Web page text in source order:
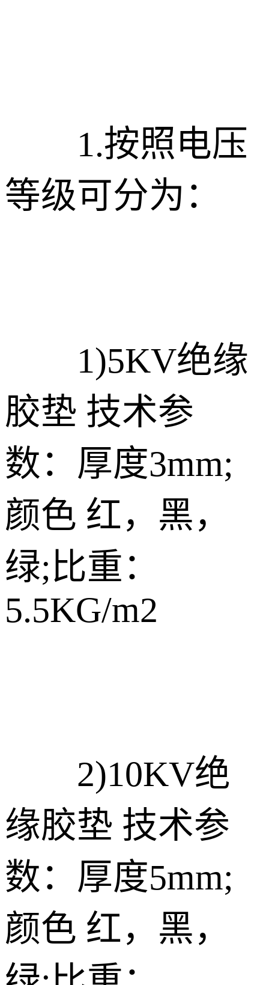
1.按照电压
等级可分为：
1)5KV绝缘
胶垫 技术参
数：厚度3mm;
颜色 红，黑，
绿;比重：
5.5KG/m2
2)10KV绝
缘胶垫 技术参
数：厚度5mm;
颜色 红，黑，